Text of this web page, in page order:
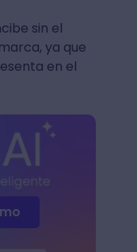
sin el
ya que
en el